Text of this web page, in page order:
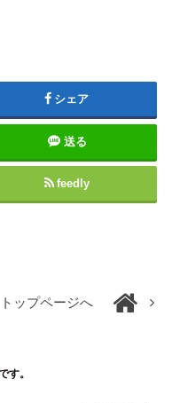
シェア
送る
feedly
トップページへ
す。